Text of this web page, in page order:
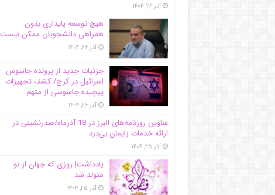
آذر ۲۶, ۱۴۰۴
هیچ توسعه پایداری بدون
همراهی دانشجویان ممکن نیست
آذر ۲۶, ۱۴۰۴
جزئیات جدید از پرونده جاسوس
اسرائیل در کرج/‌ کشف تجهیزات
پیچیده جاسوسی از متهم
آذر ۲۶, ۱۴۰۴
عناوین روزنامه‌های البرز در ‌18 آذرماه/صدرنشینی در
ارائه خدمات زایمان بی‌درد
آذر ۲۵, ۱۴۰۴
یادداشت| روزی که جهان از نو
متولد شد
آذر ۲۵, ۱۴۰۴